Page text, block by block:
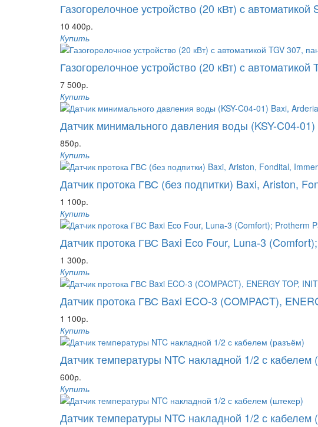
Газогорелочное устройство (20 кВт) с
10 400р.
Купить
Газогорелочное устройство (20 кВт) с
7 500р.
Купить
Датчик минимального давления воды (KSY-C04-
850р.
Купить
Датчик протока ГВС (без подпитки) Baxi, Ariston,
1 100р.
Купить
Датчик протока ГВС Baxi Eco Four, Luna-3
1 300р.
Купить
Датчик протока ГВС Baxi ECO-3 (COMPACT),
1 100р.
Купить
Датчик температуры NTC накладной 1/2 с кабелем
600р.
Купить
Датчик температуры NTC накладной 1/2 с кабелем